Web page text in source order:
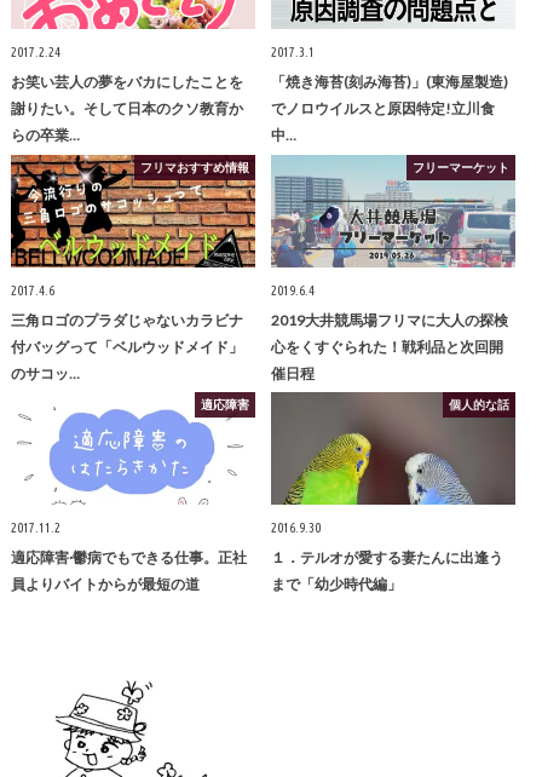
2017.2.24
お笑い芸人の夢をバカにしたことを
謝りたい。そして日本のクソ教育か
らの卒業…
2017.3.1
「焼き海苔(刻み海苔)」(東海屋製造)
でノロウイルスと原因特定!立川食
中…
フリマおすすめ情報
2017.4.6
三角ロゴのプラダじゃないカラビナ
付バッグって「ベルウッドメイド」
のサコッ…
フリーマーケット
2019.6.4
2019大井競馬場フリマに大人の探検
心をくすぐられた！戦利品と次回開
催日程
適応障害
2017.11.2
適応障害·鬱病でもできる仕事。正社
員よりバイトからが最短の道
個人的な話
2016.9.30
１．テルオが愛する妻たんに出逢う
まで「幼少時代編」